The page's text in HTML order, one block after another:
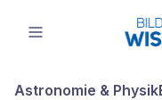
Astronomie & Physik